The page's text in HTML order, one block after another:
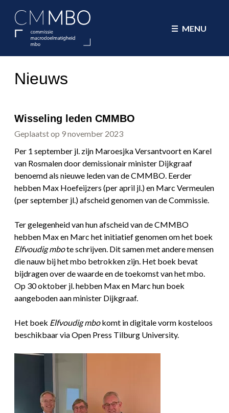
MENU
Nieuws
Wisseling leden CMMBO
Geplaatst op 9 november 2023
Per 1 september jl. zijn Maroesjka Versantvoort en Karel
van Rosmalen door demissionair minister Dijkgraaf
benoemd als nieuwe leden van de CMMBO. Eerder
hebben Max Hoefeijzers (per april jl.) en Marc Vermeulen
(per september jl.) afscheid genomen van de Commissie.
Ter gelegenheid van hun afscheid van de CMMBO
hebben Max en Marc het initiatief genomen om het boek
Elfvoudig mbote schrijven. Dit samen met andere mensen
die nauw bij het mbo betrokken zijn. Het boek bevat
bijdragen over de waarde en de toekomst van het mbo.
Op 30 oktober jl. hebben Max en Marc hun boek
aangeboden aan minister Dijkgraaf.
Het boek Elfvoudig mbokomt in digitale vorm kosteloos
beschikbaar via Open Press Tilburg University.